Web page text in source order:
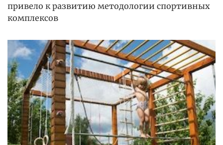
привело к развитию методологии спортивных
комплексов